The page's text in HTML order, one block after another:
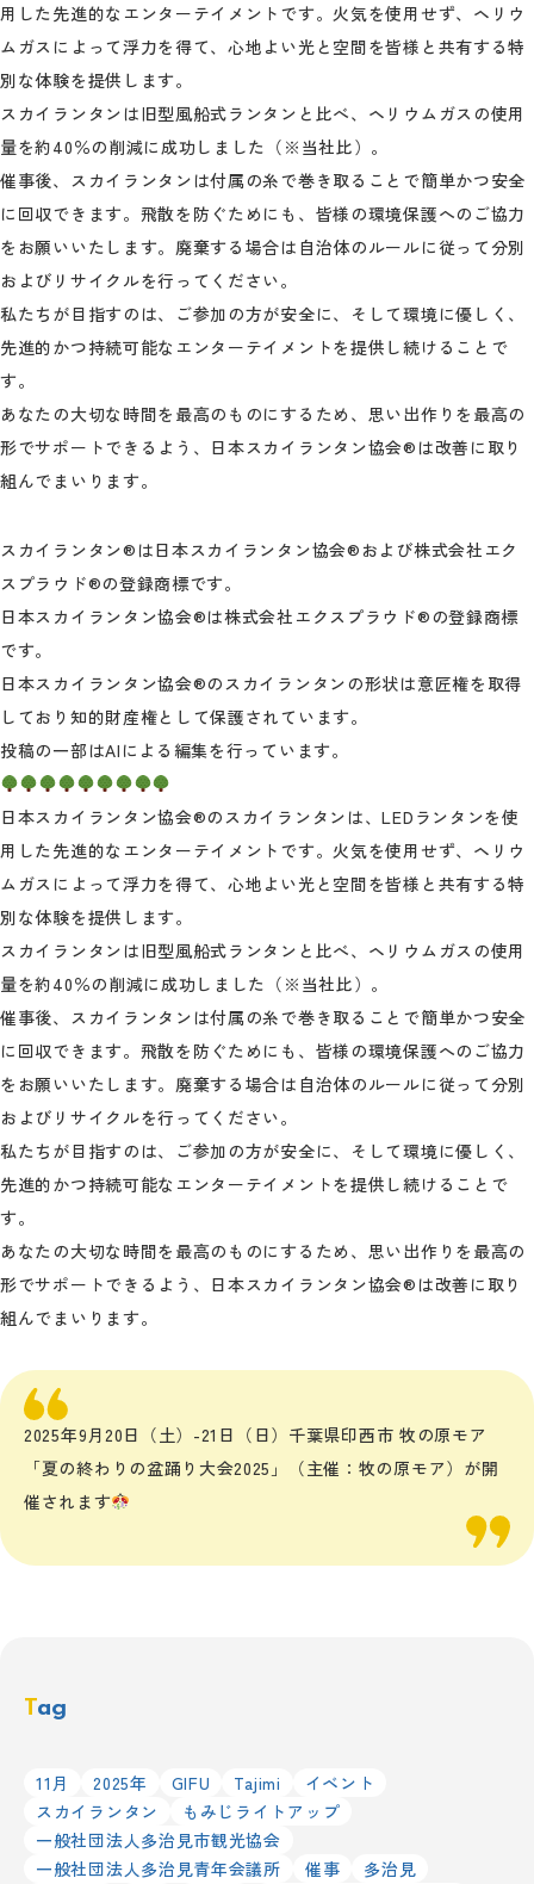
用した先進的なエンターテイメントです。火気を使用せず、ヘリウ
ムガスによって浮力を得て、心地よい光と空間を皆様と共有する特
別な体験を提供します。
スカイランタンは旧型風船式ランタンと比べ、ヘリウムガスの使用
量を約40％の削減に成功しました（※当社比）。
催事後、スカイランタンは付属の糸で巻き取ることで簡単かつ安全
に回収できます。飛散を防ぐためにも、皆様の環境保護へのご協力
をお願いいたします。廃棄する場合は自治体のルールに従って分別
およびリサイクルを行ってください。
私たちが目指すのは、ご参加の方が安全に、そして環境に優しく、
先進的かつ持続可能なエンターテイメントを提供し続けることで
す。
あなたの大切な時間を最高のものにするため、思い出作りを最高の
形でサポートできるよう、日本スカイランタン協会®は改善に取り
組んでまいります。
スカイランタン®は日本スカイランタン協会®および株式会社エク
スプラウド®の登録商標です。
日本スカイランタン協会®は株式会社エクスプラウド®の登録商標
です。
日本スカイランタン協会®のスカイランタンの形状は意匠権を取得
しており知的財産権として保護されています。
投稿の一部はAIによる編集を行っています。
日本スカイランタン協会®のスカイランタンは、LEDランタンを使
用した先進的なエンターテイメントです。火気を使用せず、ヘリウ
ムガスによって浮力を得て、心地よい光と空間を皆様と共有する特
別な体験を提供します。
スカイランタンは旧型風船式ランタンと比べ、ヘリウムガスの使用
量を約40％の削減に成功しました（※当社比）。
催事後、スカイランタンは付属の糸で巻き取ることで簡単かつ安全
に回収できます。飛散を防ぐためにも、皆様の環境保護へのご協力
をお願いいたします。廃棄する場合は自治体のルールに従って分別
およびリサイクルを行ってください。
私たちが目指すのは、ご参加の方が安全に、そして環境に優しく、
先進的かつ持続可能なエンターテイメントを提供し続けることで
す。
あなたの大切な時間を最高のものにするため、思い出作りを最高の
形でサポートできるよう、日本スカイランタン協会®は改善に取り
組んでまいります。
2025年9月20日（土）-21日（日）千葉県印西市 牧の原モア
「夏の終わりの盆踊り大会2025」（主催：牧の原モア）が開
催されます
Tag
11月 2025年 GIFU Tajimi
イベント
スカイランタン
もみじライトアップ
一般社団法人多治見市観光協会
一般社団法人多治見青年会議所
催事
多治見